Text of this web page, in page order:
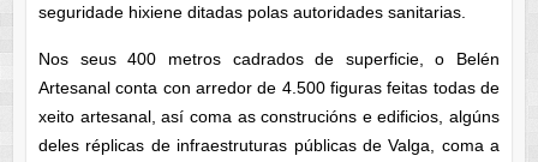
seguridade hixiene ditadas polas autoridades sanitarias.
Nos seus 400 metros cadrados de superficie, o Belén
Artesanal conta con arredor de 4.500 figuras feitas todas de
xeito artesanal, así coma as construcións e edificios, algúns
deles réplicas de infraestruturas públicas de Valga, coma a